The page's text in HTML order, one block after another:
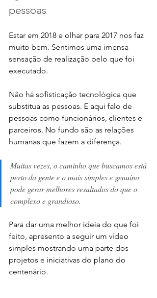
pessoas
Estar em 2018 e olhar para 2017 nos faz
muito bem. Sentimos uma imensa
sensação de realização pelo que foi
executado.
Não há sofisticação tecnológica que
substitua as pessoas. E aqui falo de
pessoas como funcionários, clientes e
parceiros. No fundo são as relações
humanas que fazem a diferença.
Muitas vezes, o caminho que buscamos está
perto da gente e o mais simples e genuíno
pode gerar melhores resultados do que o
complexo e grandioso.
Para dar uma melhor ideia do que foi
feito, apresento a seguir um vídeo
simples mostrando uma parte dos
projetos e iniciativas do plano do
centenário.